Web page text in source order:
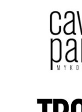
Elections 2023
English